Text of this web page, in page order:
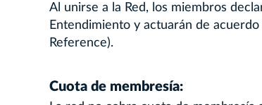
Al unirse a la Red, los miembros
Entendimiento y actuarán de
Reference).
Cuota de membresía: